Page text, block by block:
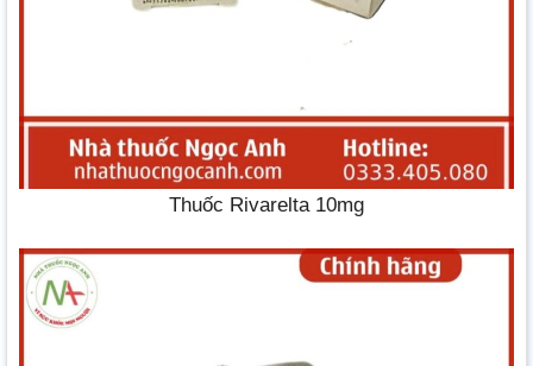
Thuốc Rivarelta 10mg